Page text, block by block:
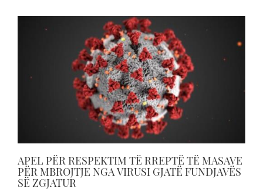
APEL PËR RESPEKTIM TË RREPTË TË MASAVE
PËR MBROJTJE NGA VIRUSI GJATË FUNDJAVËS
SË ZGJATUR